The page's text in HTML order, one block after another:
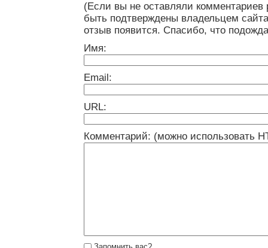
(Если вы не оставляли
быть подтверждены владельцем
отзыв появится. Спасибо, что
Имя:
Email:
URL:
Комментарий: (можно использовать